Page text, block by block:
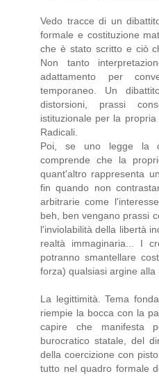
Vedo tracce di un
formale e costituzione
che è stato scritto e ciò
Non tanto
adattamento per
temporaneo. Un
distorsioni, prassi
istituzionale per la
Radicali.
Poi, se uno legge la
comprende che la
quant'altro rappresenta
fin quando non
arbitrarie come
beh, ben vengano prassi
l'inviolabilità della libertà
realtà immaginaria... I
potranno smantellare
forza) qualsiasi argine
La legittimità. Tema
riempie la bocca con la
capire che manifesta
burocratico statale, del
della coercizione con
tutto nel quadro formale